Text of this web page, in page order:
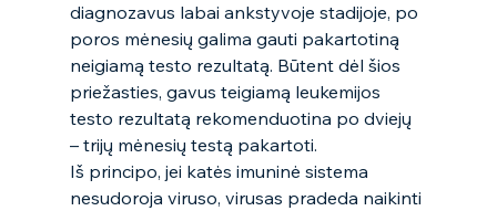
diagnozavus labai ankstyvoje stadijoje, po
poros mėnesių galima gauti pakartotiną
neigiamą testo rezultatą. Būtent dėl šios
priežasties, gavus teigiamą leukemijos
testo rezultatą rekomenduotina po dviejų
– trijų mėnesių testą pakartoti.
Iš principo, jei katės imuninė sistema
nesudoroja viruso, virusas pradeda naikinti